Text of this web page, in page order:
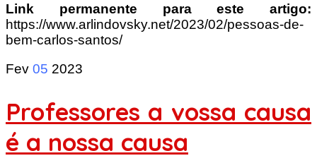
Link permanente para este artigo:
https://www.arlindovsky.net/2023/02/pessoas-de-
bem-carlos-santos/
Fev 05 2023
Professores a vossa causa
é a nossa causa